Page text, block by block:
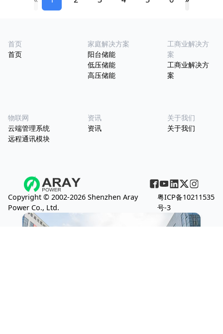
首页
首页
家庭解决方案
阳台储能
低压储能
高压储能
工商业解决方
案
工商业解决方
案
物联网
云端管理系统
远程通讯模块
资讯
资讯
关于我们
关于我们
Copyright © 2002-2026 Shenzhen Aray
Power Co., Ltd.
粤ICP备10211535
号-3